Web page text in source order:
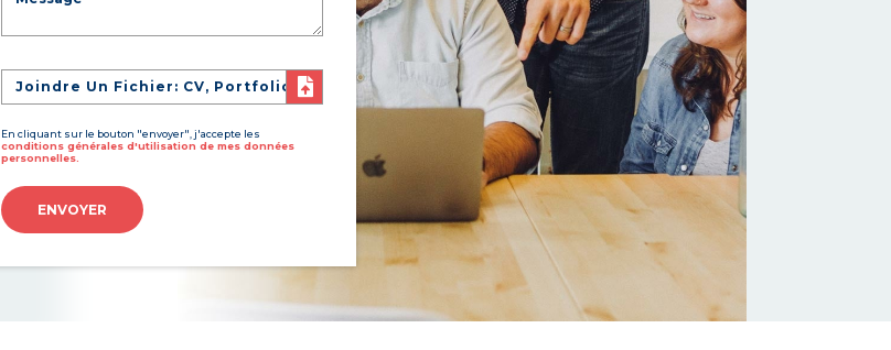
Joindre Un Fichier: CV, Portfolio
En cliquant sur le bouton "envoyer", j'accepte les
conditions générales d'utilisation de mes données
personnelles.
ENVOYER